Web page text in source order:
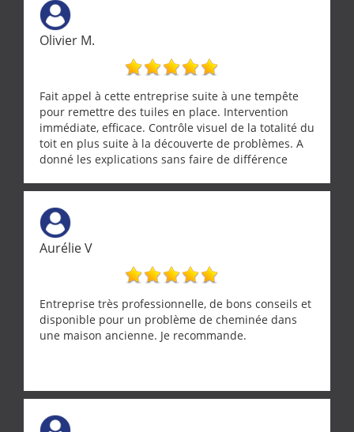
Olivier M.
Fait appel à cette entreprise suite à une tempête
pour remettre des tuiles en place. Intervention
immédiate, efficace. Contrôle visuel de la totalité du
toit en plus suite à la découverte de problèmes. A
donné les explications sans faire de différence
Aurélie V
Entreprise très professionnelle, de bons conseils et
disponible pour un problème de cheminée dans
une maison ancienne. Je recommande.